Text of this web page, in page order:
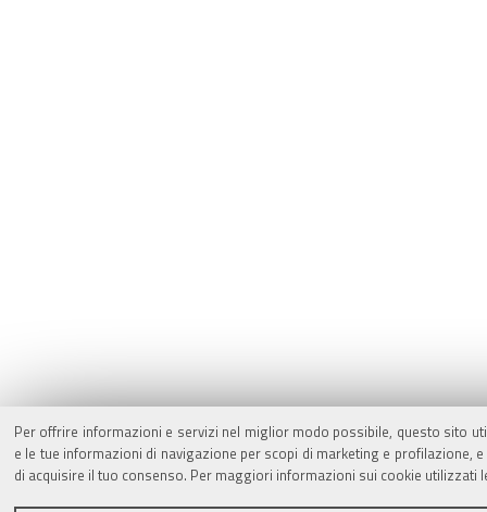
Per offrire informazioni e servizi nel miglior modo possibile, questo sito
e le tue informazioni di navigazione per scopi di marketing e
di acquisire il tuo consenso. Per maggiori informazioni sui cookie utilizzati